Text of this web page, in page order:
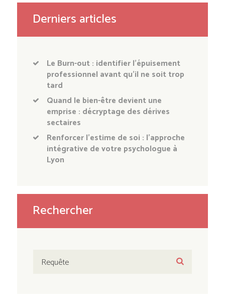
Derniers articles
Le Burn-out : identifier l’épuisement
professionnel avant qu’il ne soit trop
tard
Quand le bien-être devient une
emprise : décryptage des dérives
sectaires
Renforcer l’estime de soi : l’approche
intégrative de votre psychologue à
Lyon
Rechercher